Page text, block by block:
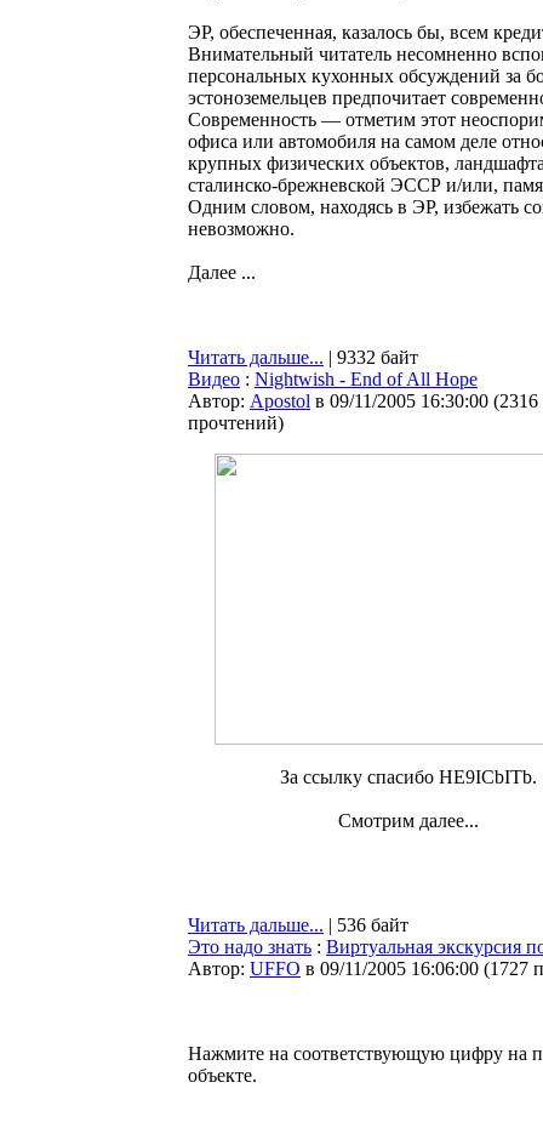
ЭР, обеспеченная, казалось бы, всем
Внимательный читатель несомненно
персональных кухонных обсуждений за
эстоноземельцев предпочитает
Современность — отметим этот
офиса или автомобиля на самом деле
крупных физических объектов,
сталинско-брежневской ЭССР и/или,
Одним словом, находясь в ЭР, избежать
невозможно.
Далее ...
Читать дальше... | 9332 байт
Видео : Nightwish - End of All Hope
Автор: Apostol в 09/11/2005 16:30:00 (2316
прочтений)
За ссылку спасибо HE9ICbITb.
Смотрим далее...
Читать дальше... | 536 байт
Это надо знать : Виртуальная экскурсия
Автор: UFFO в 09/11/2005 16:06:00 (1727
Нажмите на соответствующую цифру на
объекте.